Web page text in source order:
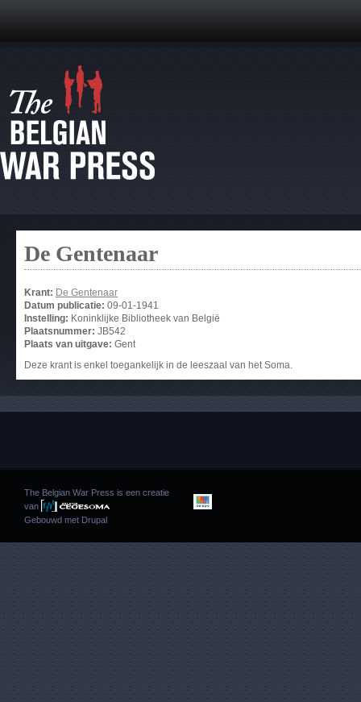
De Gentenaar
Krant: De Gentenaar
Datum publicatie: 09-01-1941
Instelling: Koninklijke Bibliotheek van België
Plaatsnummer: JB542
Plaats van uitgave: Gent
Deze krant is enkel toegankelijk in de leeszaal van het Soma.
The Belgian War Press is een creatie
van
Gebouwd met Drupal